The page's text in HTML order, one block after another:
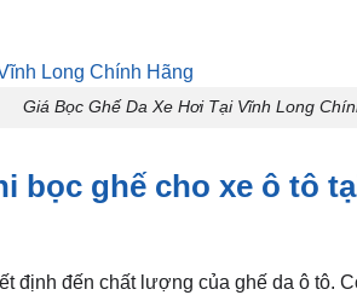
Giá Bọc Ghế Da Xe Hơi Tại Vĩnh Long
bọc ghế cho xe ô tô
định đến chất lượng của ghế da ô tô.